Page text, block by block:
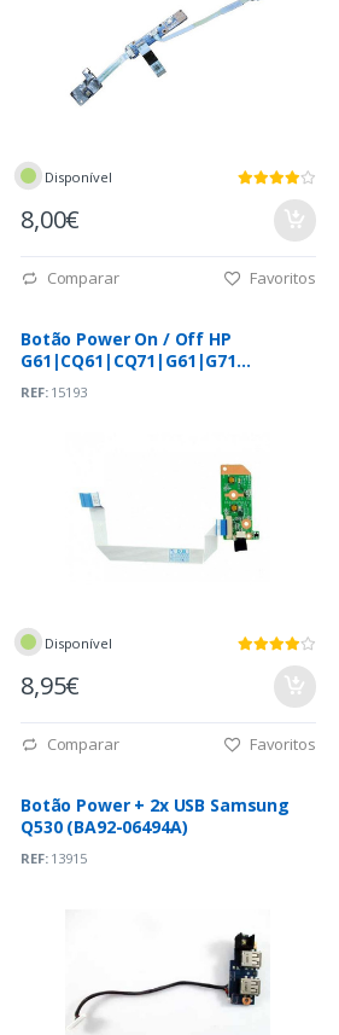
Disponível
8,00€
Comparar Favoritos
Botão Power On / Off HP
G61|CQ61|CQ71|G61|G71
(330P6PB0000)
REF:15193
Disponível
8,95€
Comparar Favoritos
Botão Power + 2x USB Samsung
Q530 (BA92-06494A)
REF:13915